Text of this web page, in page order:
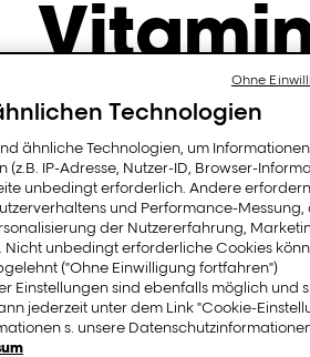
Schützt die Farbe vor
Schäden.
Jetzt
Technologien
ähnliche Technologien, um
IP-Adresse, Nutzer-ID, Browser-
unbedingt erforderlich. Andere
und Performance-Messung,
der Nutzererfahrung,
unbedingt erforderliche Cookies
("Ohne Einwilligung fortfahren")
Einstellungen sind ebenfalls möglich und
jederzeit unter dem Link "Cookie-
s. unsere
Ohne